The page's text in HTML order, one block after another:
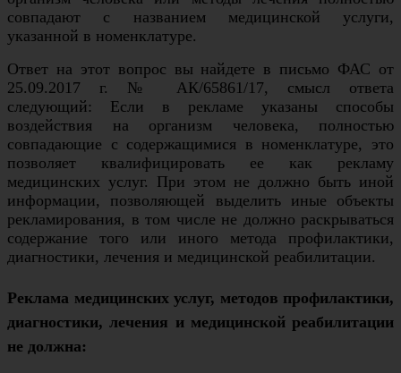
совпадают с названием медицинской услуги,
указанной в номенклатуре.
Ответ на этот вопрос вы найдете в письмо ФАС от
25.09.2017 г. № АК/65861/17, смысл ответа
следующий: Если в рекламе указаны способы
воздействия на организм человека, полностью
совпадающие с содержащимися в номенклатуре, это
позволяет квалифицировать ее как рекламу
медицинских услуг. При этом не должно быть иной
информации, позволяющей выделить иные объекты
рекламирования, в том числе не должно раскрываться
содержание того или иного метода профилактики,
диагностики, лечения и медицинской реабилитации.
Реклама медицинских услуг, методов профилактики,
диагностики, лечения и медицинской реабилитации
не должна: